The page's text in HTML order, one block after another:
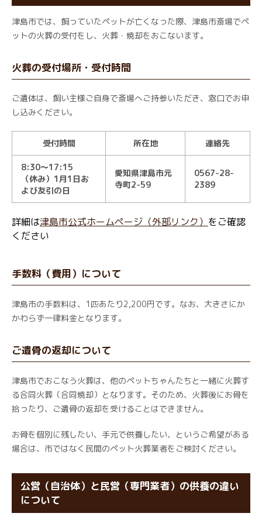
津島市では、飼っていたペットが亡くなった際、津島市斎場でペ
ットの火葬の受付をし、火葬・焼却をおこないます。
火葬の受付場所・受付時間
ご遺体は、飼い主様ご自身で斎場へご持参いただき、窓口でお申
し込みください。
受付時間 所在地 連絡先
8:30～17:15
（休み）1月1日お
よび友引の日
愛知県津島市元
寺町2-59
0567-28-
2389
詳細は津島市公式ホームページ（外部リンク） をご確認
ください
手数料（費用）について
津島市の手数料は、1匹あたり2,200円です。なお、大きさにか
かわらず一律料金となります。
ご遺骨の返却について
津島市でおこなう火葬は、他のペットちゃんたちと一緒に火葬す
る合同火葬（合同焼却）となります。そのため、火葬後にお骨を
拾ったり、ご遺骨の返却を受けることはできません。
お骨を個別に残したい、手元で供養したい、というご希望がある
場合は、市ではなく民間のペット火葬業者をご検討ください。
公営（自治体）と民営（専門業者）の供養の違い
について